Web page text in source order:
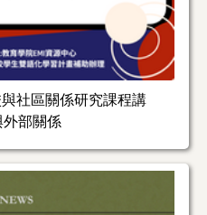
社區關係研究課程講
外部關係